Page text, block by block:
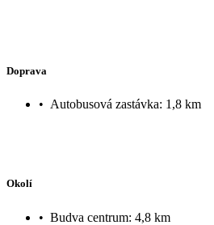
Doprava
• Autobusová zastávka: 1,8 km
Okolí
• Budva centrum: 4,8 km